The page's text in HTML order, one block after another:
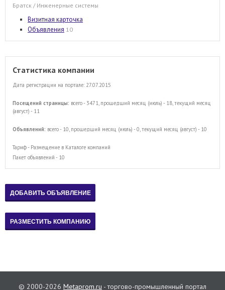
Братск / Инженерные системы
Визитная карточка
Объявления 10
Статистика компании
Дата регистрации на портале: 27.07.2015
Посещений страницы: всего - 3471, прошедший месяц (июль) - 18, текущий месяц
(август) - 11
Объявлений: всего - 10, прошедший месяц (июль) - 0, текущий месяц (август) - 10
Тариф - Размещение в Каталоге компаний
Пакет объявлений - 10
© 2000-2026 Metaprom.ru - торгово-промышленный портал